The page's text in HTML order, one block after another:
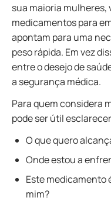
sua maioria mulheres,
medicamentos para
apontam para uma
peso rápida. Em vez
entre o desejo de
a segurança médica.
Para quem considera
pode ser útil
O que quero
Onde estou a
Este medicamento
mim?